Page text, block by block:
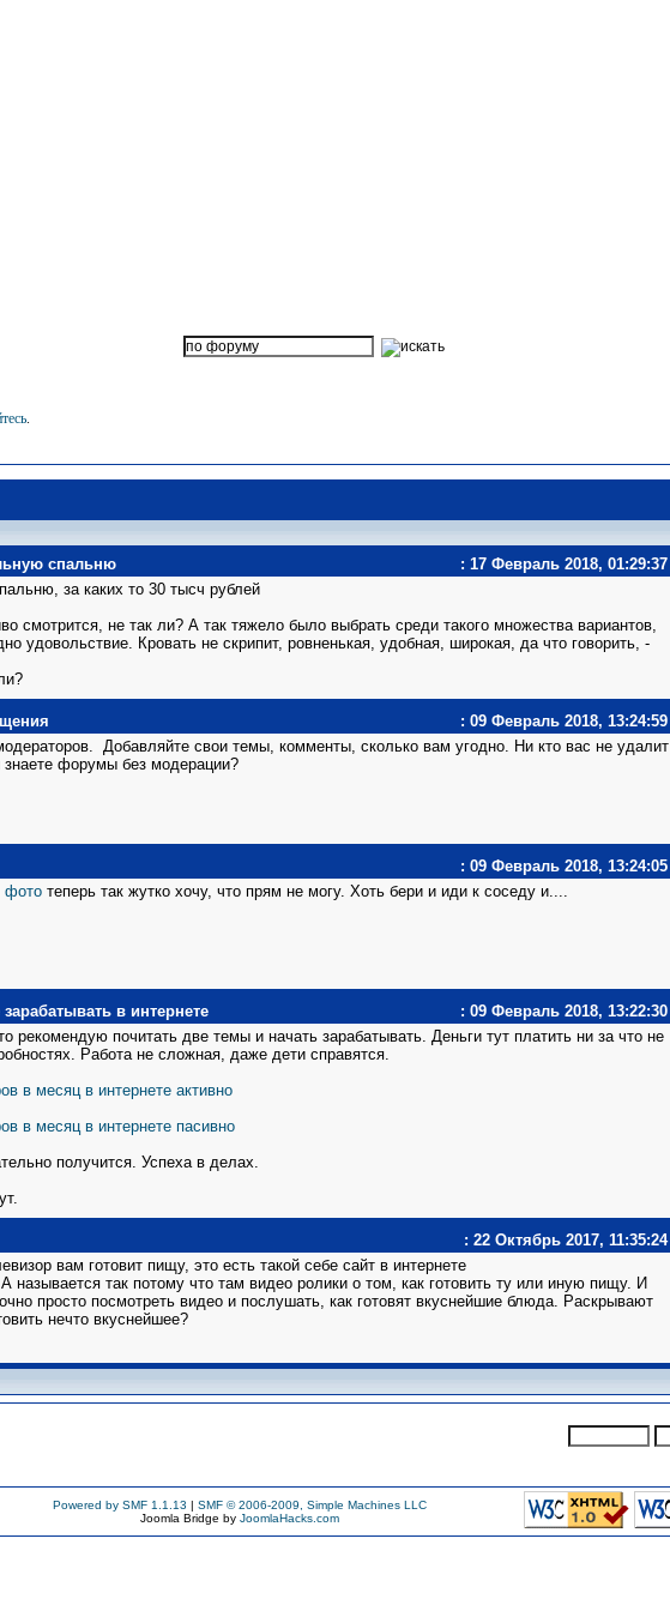
.
спальню
: 17 Февраль 2018, 01:29:37
за каких то 30 тысч рублей
смотрится, не так ли? А так тяжело было выбрать среди такого множества вариантов,
удовольствие. Кровать не скрипит, ровненькая, удобная, широкая, да что говорить, -
: 09 Февраль 2018, 13:24:59
Добавляйте свои темы, комменты, сколько вам угодно. Ни кто вас не удалит
форумы без модерации?
: 09 Февраль 2018, 13:24:05
фото теперь так жутко хочу, что прям не могу. Хоть бери и иди к соседу и....
в интернете
: 09 Февраль 2018, 13:22:30
рекомендую почитать две темы и начать зарабатывать. Деньги тут платить ни за что не
Работа не сложная, даже дети справятся.
в месяц в интернете активно
в месяц в интернете пасивно
получится. Успеха в делах.
: 22 Октябрь 2017, 11:35:24
вам готовит пищу, это есть такой себе сайт в интернете
называется так потому что там видео ролики о том, как готовить ту или иную пищу. И
просто посмотреть видео и послушать, как готовят вкуснейшие блюда. Раскрывают
нечто вкуснейшее?
Powered by SMF 1.1.13 | SMF © 2006-2009, Simple Machines LLC
Joomla Bridge by JoomlaHacks.com